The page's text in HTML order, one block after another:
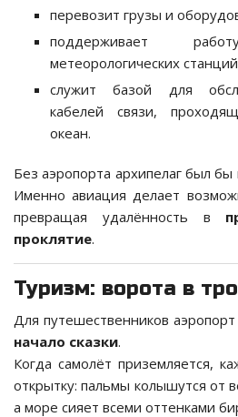
перевозит грузы и
поддерживает
метеорологических
служит базой для
кабелей связи,
океан.
Без аэропорта архипелаг был
Именно авиация делает
превращая удалённость в
проклятие.
Туризм: ворота в
Для путешественников
начало сказки.
Когда самолёт приземляется,
открытку: пальмы колышутся от
а море сияет всеми оттенками